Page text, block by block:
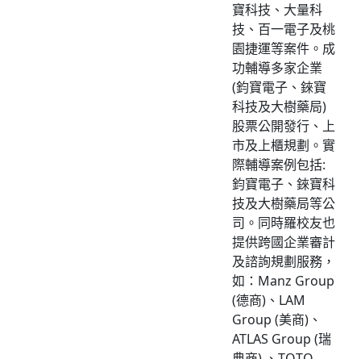
寶科技、大量科
技、百一電子及桃
園捷運等案件。成
功輔導多家企業
(鈞寶電子、錸寶
科技及大樹藥局)
股票公開發行、上
市及上櫃規劃。實
際輔導案例包括:
鈞寶電子、錸寶科
技及大樹藥局等公
司。同時羅校友也
提供跨國企業審計
及諮詢規劃服務，
如：Manz Group
(德商)、LAM
Group (美商)、
ATLAS Group (瑞